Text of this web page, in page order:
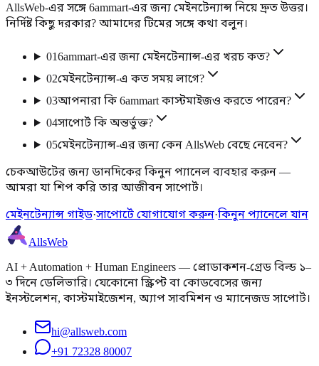
AllsWeb-এর সঙ্গে 6ammart-এর জন্য মেইনটেন্যান্স নিয়ে দ্রুত উত্তর।
নির্দিষ্ট কিছু দরকার? আমাদের টিমের সঙ্গে কথা বলুন।
016ammart-এর জন্য মেইনটেন্যান্স-এর খরচ কত?
02মেইনটেন্যান্স-এ কত সময় লাগে?
03আপনারা কি 6ammart কাস্টমাইজও করতে পারেন?
04সাপোর্ট কি অন্তর্ভুক্ত?
05মেইনটেন্যান্স-এর জন্য কেন AllsWeb বেছে নেবেন?
চেকআউটের জন্য ডানদিকের কিনুন প্যানেল ব্যবহার করুন —
আমরা যা শিপ করি তার আজীবন সাপোর্ট।
মেইনটেন্যান্স গাইড·সাপোর্টে যোগাযোগ করুন·কিনুন প্যানেলে যান
AllsWeb
AI + Automation + Human Engineers — প্রোডাকশন-গ্রেড বিল্ড ১–
৩ দিনে ডেলিভারি। যেকোনো স্ক্রিপ্ট বা কোডবেসের জন্য
ইনস্টলেশন, কাস্টমাইজেশন, অ্যাপ সাবমিশন ও ম্যানেজড সাপোর্ট।
hi@allsweb.com
+91 72328 80007